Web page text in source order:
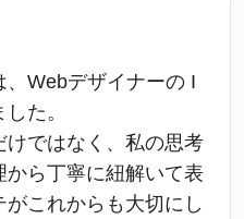
Webデザイナーの I
た。
ではなく、私の思考
ら丁寧に紐解いて表
これからも大切にし